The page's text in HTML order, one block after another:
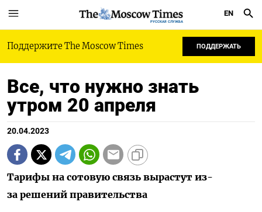
РУССКАЯ СЛУЖБА
EN
Поддержите The Moscow Times ПОДДЕРЖАТЬ
Все, что нужно знать
утром 20 апреля
20.04.2023
Тарифы на сотовую связь вырастут из-
за решений правительства